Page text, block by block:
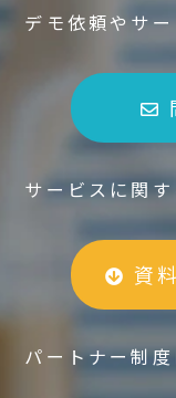
デモ依頼やサ
サービスに関
資
パートナー制